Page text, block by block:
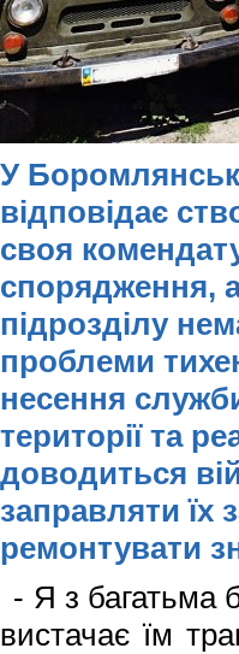
У
відповідає
своя
спорядження,
підрозділу
проблеми
несення
території та
доводиться
заправляти їх
ремонтувати
- Я з багатьма
вистачає їм